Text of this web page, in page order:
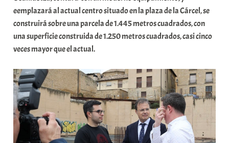
eemplazará al actual centro situado en la plaza de la Cárcel, se
construirá sobre una parcela de 1.445 metros cuadrados, con
una superficie construida de 1.250 metros cuadrados, casi cinco
veces mayor que el actual.